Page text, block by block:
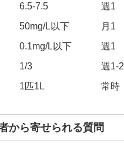
6.5-7.5
週1
50mg/L以下
月1
0.1mg/L以下
週1
1/3
週1-2
1匹1L 常時
から寄せられる質問